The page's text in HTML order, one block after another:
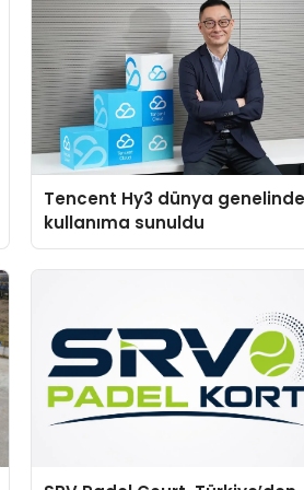
Tencent Hy3 dünya
kullanıma sunuldu